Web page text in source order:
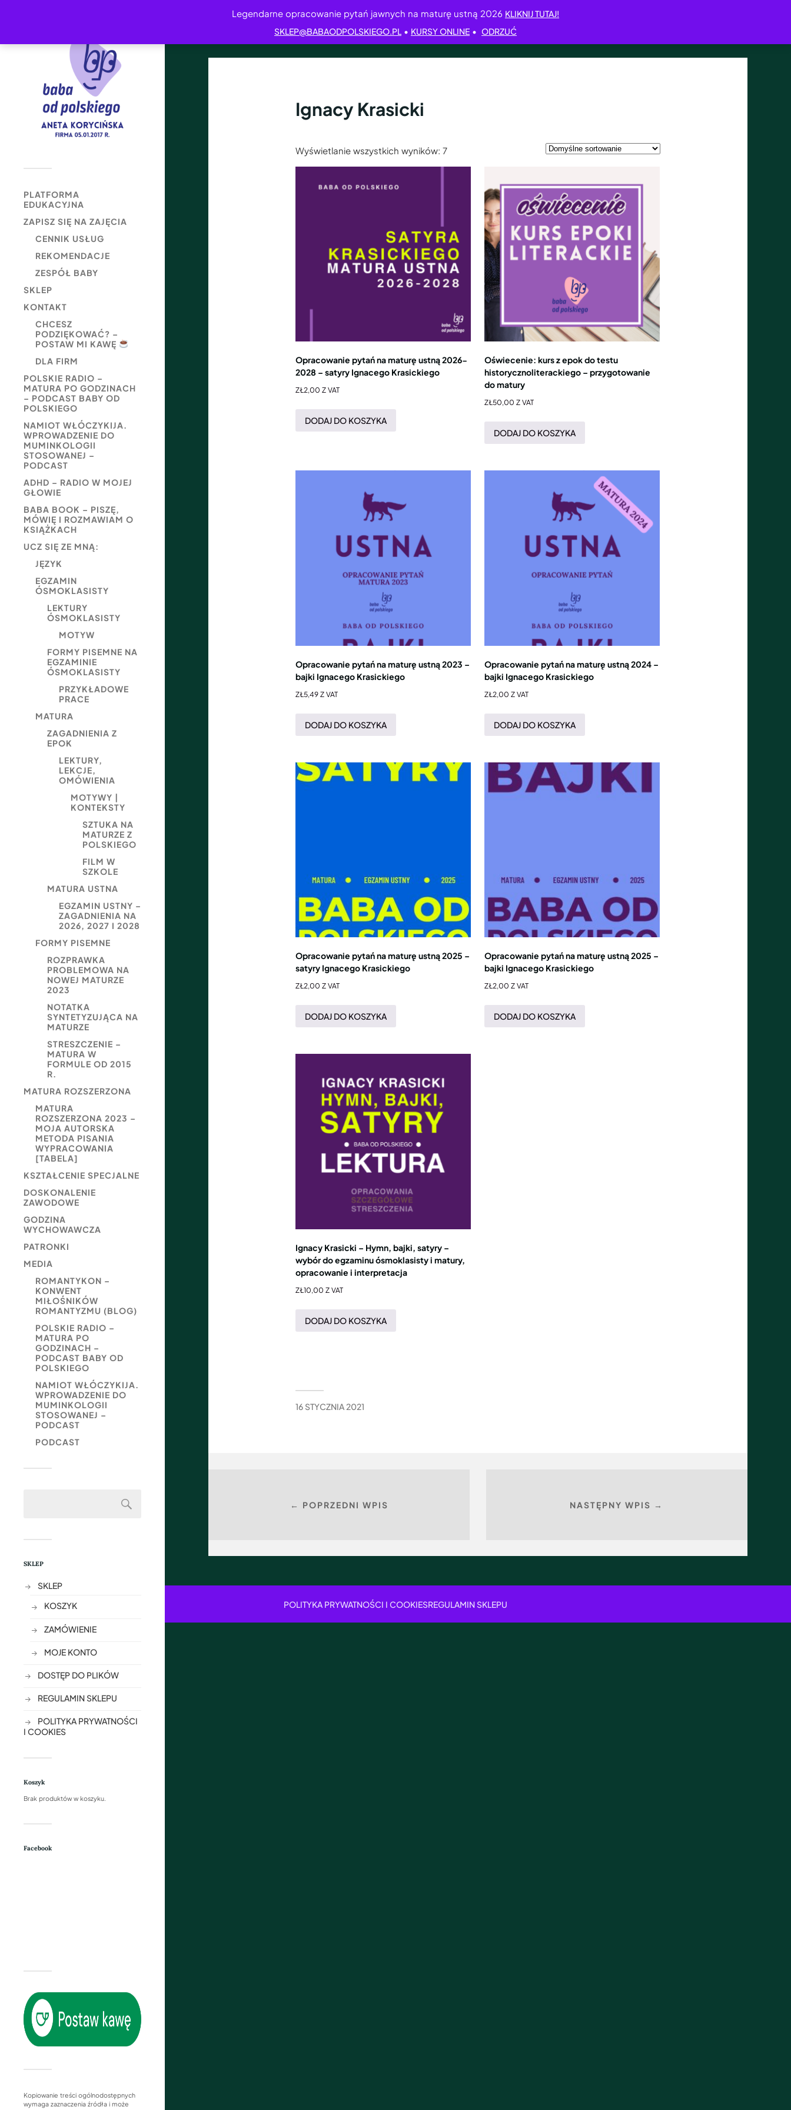
Legendarne opracowanie pytań jawnych na maturę ustną 2026 KLIKNIJ TUTAJ!
SKLEP@BABAODPOLSKIEGO.PL • KURSY ONLINE • ODRZUĆ
PLATFORMA
EDUKACYJNA
ZAPISZ SIĘ NA ZAJĘCIA
CENNIK USŁUG
REKOMENDACJE
ZESPÓŁ BABY
SKLEP
KONTAKT
CHCESZ
PODZIĘKOWAĆ? –
POSTAW MI KAWĘ
DLA FIRM
POLSKIE RADIO –
MATURA PO GODZINACH
– PODCAST BABY OD
POLSKIEGO
NAMIOT WŁÓCZYKIJA.
WPROWADZENIE DO
MUMINKOLOGII
STOSOWANEJ –
PODCAST
ADHD – RADIO W MOJEJ
GŁOWIE
BABA BOOK – PISZĘ,
MÓWIĘ I ROZMAWIAM O
KSIĄŻKACH
UCZ SIĘ ZE MNĄ:
JĘZYK
EGZAMIN
ÓSMOKLASISTY
LEKTURY
ÓSMOKLASISTY
MOTYW
FORMY PISEMNE NA
EGZAMINIE
ÓSMOKLASISTY
PRZYKŁADOWE
PRACE
MATURA
ZAGADNIENIA Z
EPOK
LEKTURY,
LEKCJE,
OMÓWIENIA
MOTYWY |
KONTEKSTY
SZTUKA NA
MATURZE Z
POLSKIEGO
FILM W
SZKOLE
MATURA USTNA
EGZAMIN USTNY –
ZAGADNIENIA NA
2026, 2027 I 2028
FORMY PISEMNE
ROZPRAWKA
PROBLEMOWA NA
NOWEJ MATURZE
2023
NOTATKA
SYNTETYZUJĄCA NA
MATURZE
STRESZCZENIE –
MATURA W
FORMULE OD 2015
R.
MATURA ROZSZERZONA
MATURA
ROZSZERZONA 2023 –
MOJA AUTORSKA
METODA PISANIA
WYPRACOWANIA
[TABELA]
KSZTAŁCENIE SPECJALNE
DOSKONALENIE
ZAWODOWE
GODZINA
WYCHOWAWCZA
PATRONKI
MEDIA
ROMANTYKON –
KONWENT
MIŁOŚNIKÓW
ROMANTYZMU (BLOG)
POLSKIE RADIO –
MATURA PO
GODZINACH –
PODCAST BABY OD
POLSKIEGO
NAMIOT WŁÓCZYKIJA.
WPROWADZENIE DO
MUMINKOLOGII
STOSOWANEJ –
PODCAST
PODCAST
SKLEP
SKLEP
KOSZYK
ZAMÓWIENIE
MOJE KONTO
DOSTĘP DO PLIKÓW
REGULAMIN SKLEPU
POLITYKA PRYWATNOŚCI
I COOKIES
Koszyk
Brak produktów w koszyku.
Facebook
Kopiowanie treści ogólnodostępnych
wymaga zaznaczenia źródła i może
Ignacy Krasicki
Wyświetlanie wszystkich wyników: 7
Opracowanie pytań na maturę ustną 2026-
2028 – satyry Ignacego Krasickiego
ZŁ2,00 Z VAT
DODAJ DO KOSZYKA
Oświecenie: kurs z epok do testu
historycznoliterackiego – przygotowanie
do matury
ZŁ50,00 Z VAT
DODAJ DO KOSZYKA
Opracowanie pytań na maturę ustną 2023 –
bajki Ignacego Krasickiego
ZŁ5,49 Z VAT
DODAJ DO KOSZYKA
Opracowanie pytań na maturę ustną 2024 –
bajki Ignacego Krasickiego
ZŁ2,00 Z VAT
DODAJ DO KOSZYKA
Opracowanie pytań na maturę ustną 2025 –
satyry Ignacego Krasickiego
ZŁ2,00 Z VAT
DODAJ DO KOSZYKA
Opracowanie pytań na maturę ustną 2025 –
bajki Ignacego Krasickiego
ZŁ2,00 Z VAT
DODAJ DO KOSZYKA
Ignacy Krasicki – Hymn, bajki, satyry –
wybór do egzaminu ósmoklasisty i matury,
opracowanie i interpretacja
ZŁ10,00 Z VAT
DODAJ DO KOSZYKA
16 STYCZNIA 2021
← POPRZEDNI WPIS NASTĘPNY WPIS →
POLITYKA PRYWATNOŚCI I COOKIESREGULAMIN SKLEPU